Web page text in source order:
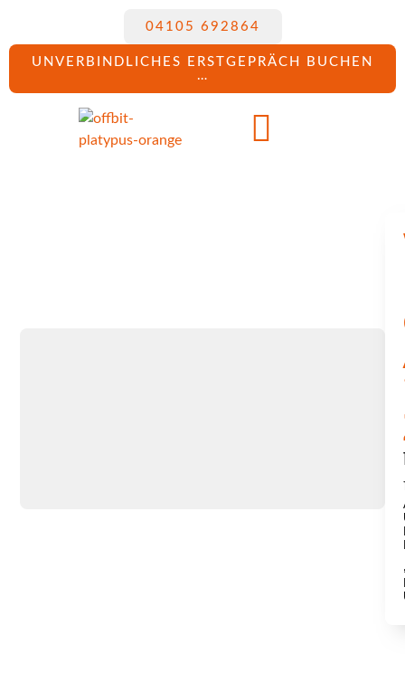
UNVERBINDLICHES ERSTGEPRÄCH BUCHEN
…
04105 692864